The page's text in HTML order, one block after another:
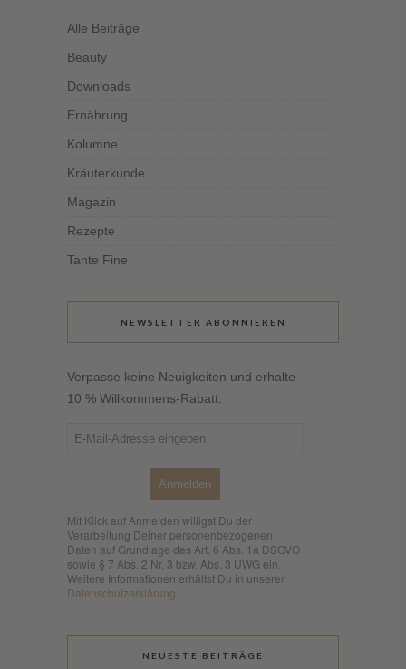
Alle Beiträge
Beauty
Downloads
Ernährung
Kolumne
Kräuterkunde
Magazin
Rezepte
Tante Fine
NEWSLETTER ABONNIEREN
Verpasse keine Neuigkeiten und erhalte
10 % Willkommens-Rabatt.
Anmelden
Mit Klick auf Anmelden willigst Du der
Verarbeitung Deiner personenbezogenen
Daten auf Grundlage des Art. 6 Abs. 1a DSGVO
sowie § 7 Abs. 2 Nr. 3 bzw. Abs. 3 UWG ein.
Weitere Informationen erhältst Du in unserer
Datenschutzerklärung
NEUESTE BEITRÄGE